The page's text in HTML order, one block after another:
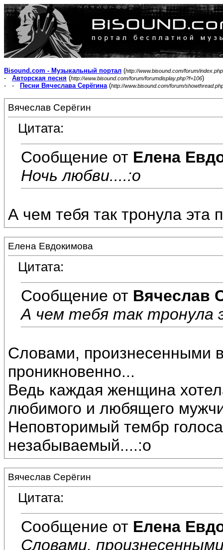
Bisound.com - Музыкальный портал (http://www.bisound.com/forum/index.php
- Авторская песня (http://www.bisound.com/forum/forumdisplay.php?f=106)
- -
Песни Вячеслава Серёгина(http://www.bisound.com/forum/
Вячеслав Серёгин
Цитата:
Сообщение от Елена
Ночь любви....:o
А чем тебя так тронула эта
Елена Евдокимова
Цитата:
Сообщение от Вячеслав
А чем тебя так тронула
Словами, произнесенными
проникновенно...
Ведь каждая женщина
любимого и любящего
Неповторимый тембр
незабываемый....:o
Вячеслав Серёгин
Цитата:
Сообщение от Елена
Словами,